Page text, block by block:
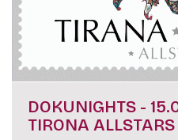
DOKUNIGHTS -
TIRONA ALLSTARS